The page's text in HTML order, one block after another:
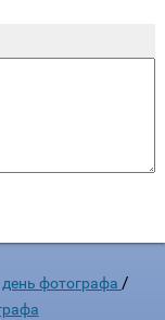
день фотографа /